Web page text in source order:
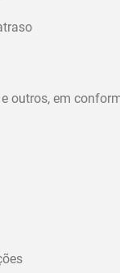
outros, em